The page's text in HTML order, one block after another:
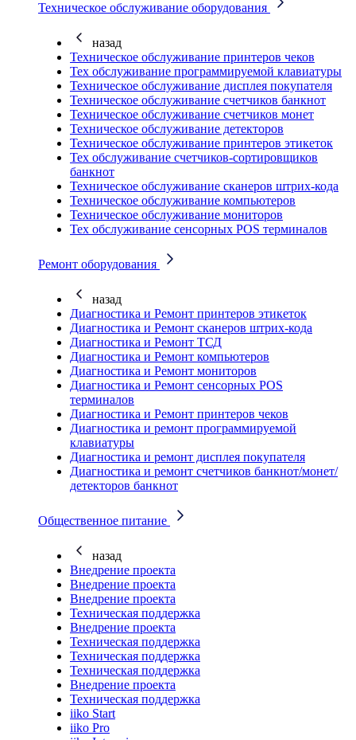
Техническое обслуживание оборудования
назад
Техническое обслуживание принтеров чеков
Тех обслуживание программируемой клавиатуры
Техническое обслуживание дисплея покупателя
Техническое обслуживание счетчиков банкнот
Техническое обслуживание счетчиков монет
Техническое обслуживание детекторов
Техническое обслуживание принтеров этикеток
Тех обслуживание счетчиков-сортировщиков
банкнот
Техническое обслуживание сканеров штрих-кода
Техническое обслуживание компьютеров
Техническое обслуживание мониторов
Тех обслуживание сенсорных POS терминалов
Ремонт оборудования
назад
Диагностика и Ремонт принтеров этикеток
Диагностика и Ремонт сканеров штрих-кода
Диагностика и Ремонт ТСД
Диагностика и Ремонт компьютеров
Диагностика и Ремонт мониторов
Диагностика и Ремонт сенсорных POS
терминалов
Диагностика и Ремонт принтеров чеков
Диагностика и ремонт программируемой
клавиатуры
Диагностика и ремонт дисплея покупателя
Диагностика и ремонт счетчиков банкнот/монет/
детекторов банкнот
Общественное питание
назад
Внедрение проекта
Внедрение проекта
Внедрение проекта
Техническая поддержка
Внедрение проекта
Техническая поддержка
Техническая поддержка
Техническая поддержка
Внедрение проекта
Техническая поддержка
iiko Start
iiko Pro